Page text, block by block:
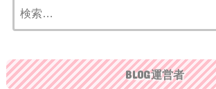
索:
BLOG運営者